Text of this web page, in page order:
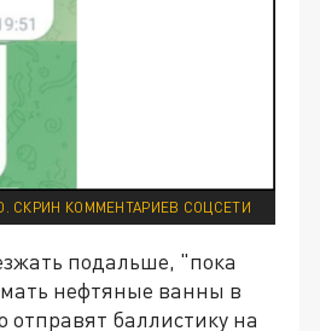
СКРИН КОММЕНТАРИЕВ СОЦСЕТИ
подальше, "пока
нефтяные ванны в
отправят баллистику на